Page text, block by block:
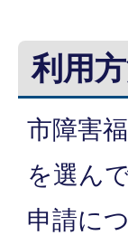
利用
市障害
を選ん
申請に